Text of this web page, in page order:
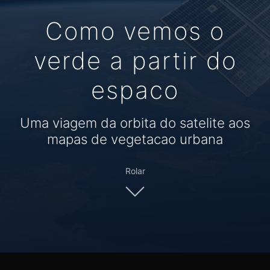
Como vemos o
verde a partir do
espaco
Uma viagem da orbita do satelite aos
mapas de vegetacao urbana
Rolar